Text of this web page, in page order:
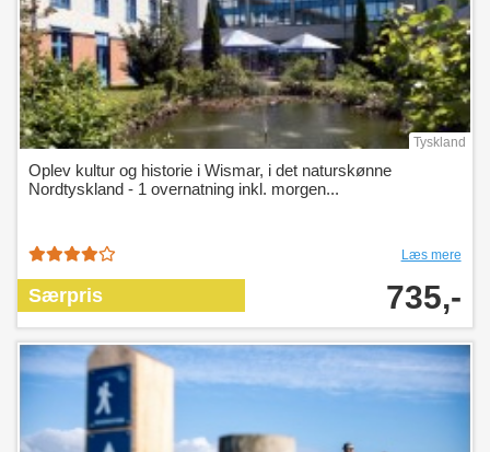
Tyskland
Oplev kultur og historie i Wismar, i det naturskønne
Nordtyskland - 1 overnatning inkl. morgen...
Læs mere
Særpris 735,-